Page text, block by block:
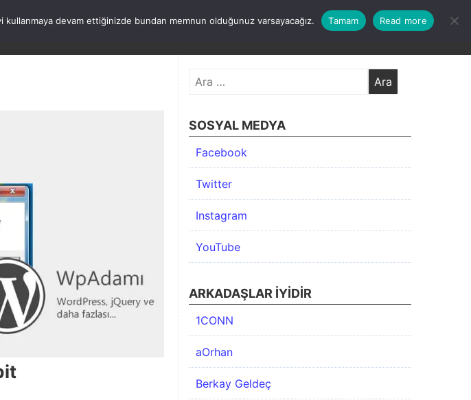
ATATÜRK HAKKIMDA KATEGORİLER İLETİŞİM ARŞİV
Arama:
SOSYAL MEDYA
Facebook
Twitter
Instagram
YouTube
ARKADAŞLAR İYIDIR
1CONN
aOrhan
Berkay Geldeç
devam ettiğinizde bundan memnun olduğunuz varsayacağız. Tamam Read more